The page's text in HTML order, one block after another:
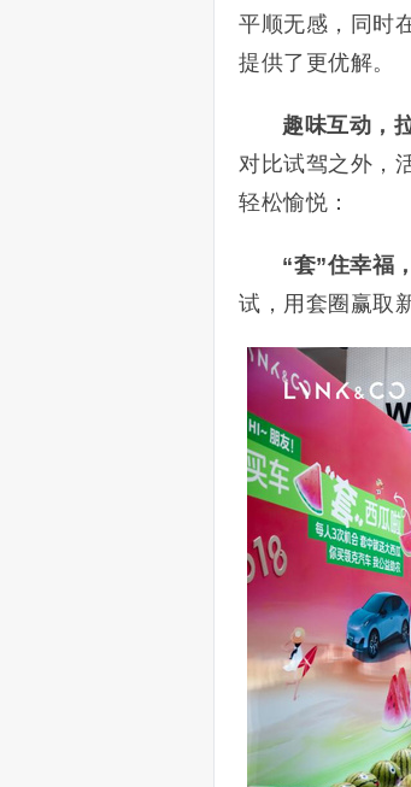
平顺无感，同时
提供了更优解。
趣味互动，
对比试驾之外，
轻松愉悦：
“套”住幸福
试，用套圈赢取